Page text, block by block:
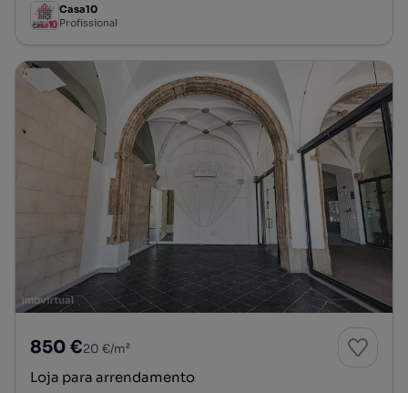
Casa10
Profissional
850 €20 €/m²
Loja para arrendamento